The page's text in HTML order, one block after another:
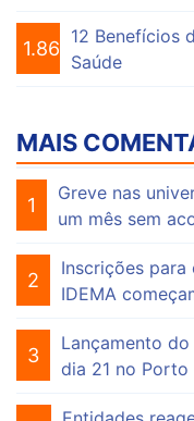
1.863
12 Benefícios
Saúde
MAIS
1
Greve nas
um mês sem
2
Inscrições
IDEMA
3
Lançamento
dia 21 no Porto